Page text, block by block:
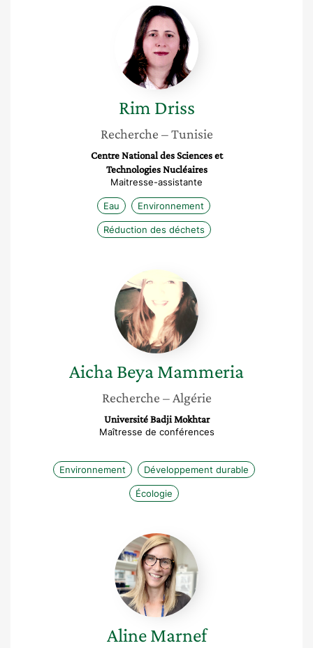
Rim
Driss
Rim Driss
Recherche – Tunisie
Centre National des Sciences et
Technologies Nucléaires
Maitresse-assistante
Eau Environnement
Réduction des déchets
Aicha
Mammeria
Aicha BeyaMammeria
Recherche – Algérie
Université Badji Mokhtar
Maîtresse de conférences
Environnement Développement durable
Écologie
Aline
Marnef
Aline Marnef